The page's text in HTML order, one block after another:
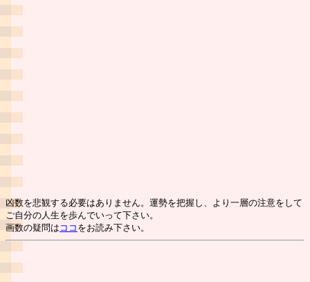
凶数を悲観する必要はありません。運勢を把握し、より一層の注意をして
ご自分の人生を歩んでいって下さい。
画数の疑問は ココ をお読み下さい。